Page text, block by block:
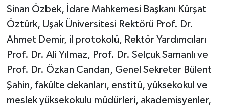
Sinan Özbek, İdare Mahkemesi Başkanı Kürşat
Öztürk, Uşak Üniversitesi Rektörü Prof. Dr.
Ahmet Demir, il protokolü, Rektör Yardımcıları
Prof. Dr. Ali Yılmaz, Prof. Dr. Selçuk Samanlı ve
Prof. Dr. Özkan Candan, Genel Sekreter Bülent
Şahin, fakülte dekanları, enstitü, yüksekokul ve
meslek yüksekokulu müdürleri, akademisyenler,